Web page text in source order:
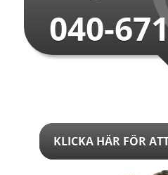
040-
KLICKA HÄR FÖR